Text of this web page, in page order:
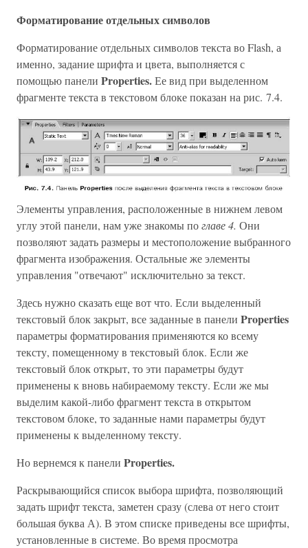
Форматирование отдельных символов
Форматирование отдельных символов текста во Flash, а
именно, задание шрифта и цвета, выполняется с
помощью панели Properties.Ее вид при выделенном
фрагменте текста в текстовом блоке показан на рис. 7.4.
Элементы управления, расположенные в нижнем левом
углу этой панели, нам уже знакомы поглаве 4. Они
позволяют задать размеры и местоположение выбранного
фрагмента изображения. Остальные же элементы
управления "отвечают" исключительно за текст.
Здесь нужно сказать еще вот что. Если выделенный
текстовый блок закрыт, все заданные в панели Properties
параметры форматирования применяются ко всему
тексту, помещенному в текстовый блок. Если же
текстовый блок открыт, то эти параметры будут
применены к вновь набираемому тексту. Если же мы
выделим какой-либо фрагмент текста в открытом
текстовом блоке, то заданные нами параметры будут
применены к выделенному тексту.
Но вернемся к панели Properties.
Раскрывающийся список выбора шрифта, позволяющий
задать шрифт текста, заметен сразу (слева от него стоит
большая буква А). В этом списке приведены все шрифты,
установленные в системе. Во время просмотра